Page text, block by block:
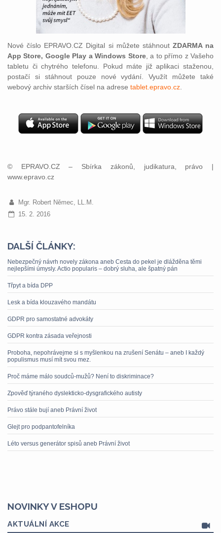
Nové číslo EPRAVO.CZ Digital si můžete stáhnout ZDARMA na
App Store, Google Play a Windows Store, a to přímo z Vašeho
tabletu či chytrého telefonu. Pokud máte již aplikaci staženou,
postačí si stáhnout pouze nové vydání. Využít můžete také
webový archiv starších čísel na adrese tablet.epravo.cz
© EPRAVO.CZ – Sbírka zákonů, judikatura, právo |
www.epravo.cz
Mgr. Robert Němec, LL.M.
15. 2. 2016
DALŠÍ ČLÁNKY:
Nebezpečný návrh novely zákona aneb Cesta do pekel je dlážděna těmi
nejlepšími úmysly. Actio popularis – dobrý sluha, ale špatný pán
Třpyt a bída DPP
Lesk a bída klouzavého mandátu
GDPR pro samostatné advokáty
GDPR kontra zásada veřejnosti
Proboha, nepohrávejme si s myšlenkou na zrušení Senátu – aneb I každý
populismus musí mít svou mez.
Proč máme málo soudců-mužů? Není to diskriminace?
Zpověď týraného dyslekticko-dysgrafického autisty
Právo stále bují aneb Právní život
Glejt pro podpantofelníka
Léto versus generátor spisů aneb Právní život
NOVINKY V ESHOPU
AKTUÁLNÍ AKCE